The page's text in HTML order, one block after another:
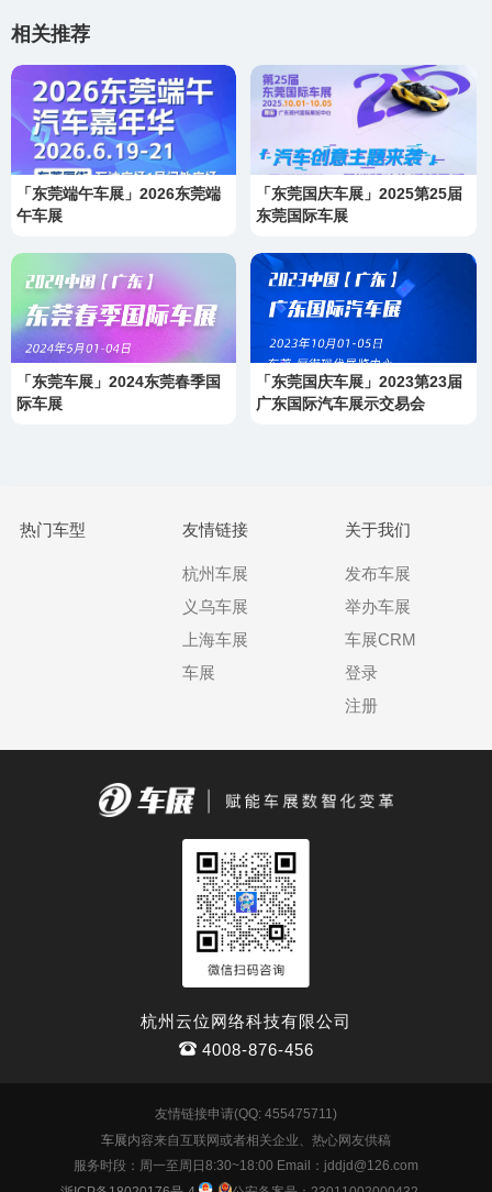
相关推荐
「东莞端午车展」2026东莞端
午车展
「东莞国庆车展」2025第25届
东莞国际车展
「东莞车展」2024东莞春季国
际车展
「东莞国庆车展」2023第23届
广东国际汽车展示交易会
热门车型 友情链接
杭州车展
义乌车展
上海车展
车展
关于我们
发布车展
举办车展
车展CRM
登录
注册
杭州云位网络科技有限公司
4008-876-456
友情链接申请(QQ: 455475711)
车展内容来自互联网或者相关企业、热心网友供稿
服务时段：周一至周日8:30~18:00 Email：jddjd@126.com